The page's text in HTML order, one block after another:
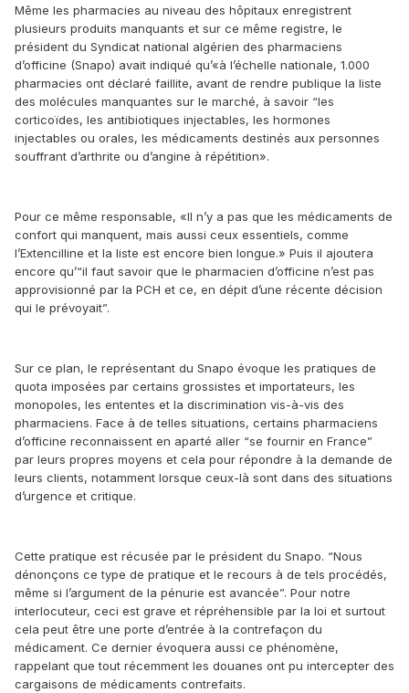
Même les pharmacies au niveau des hôpitaux enregistrent
plusieurs produits manquants et sur ce même registre, le
président du Syndicat national algérien des pharmaciens
d’officine (Snapo) avait indiqué qu’«à l’échelle nationale, 1.000
pharmacies ont déclaré faillite, avant de rendre publique la liste
des molécules manquantes sur le marché, à savoir “les
corticoïdes, les antibiotiques injectables, les hormones
injectables ou orales, les médicaments destinés aux personnes
souffrant d’arthrite ou d’angine à répétition».
Pour ce même responsable, «Il n’y a pas que les médicaments de
confort qui manquent, mais aussi ceux essentiels, comme
l’Extencilline et la liste est encore bien longue.» Puis il ajoutera
encore qu’“il faut savoir que le pharmacien d’officine n’est pas
approvisionné par la PCH et ce, en dépit d’une récente décision
qui le prévoyait”.
Sur ce plan, le représentant du Snapo évoque les pratiques de
quota imposées par certains grossistes et importateurs, les
monopoles, les ententes et la discrimination vis-à-vis des
pharmaciens. Face à de telles situations, certains pharmaciens
d’officine reconnaissent en aparté aller “se fournir en France”
par leurs propres moyens et cela pour répondre à la demande de
leurs clients, notamment lorsque ceux-là sont dans des situations
d’urgence et critique.
Cette pratique est récusée par le président du Snapo. “Nous
dénonçons ce type de pratique et le recours à de tels procédés,
même si l’argument de la pénurie est avancée”. Pour notre
interlocuteur, ceci est grave et répréhensible par la loi et surtout
cela peut être une porte d’entrée à la contrefaçon du
médicament. Ce dernier évoquera aussi ce phénomène,
rappelant que tout récemment les douanes ont pu intercepter des
cargaisons de médicaments contrefaits.